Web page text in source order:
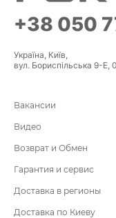
+38 050
Україна, Київ,
вул. Бориспільська 9-Е,
Вакансии
Видео
Возврат и Обмен
Гарантия и сервис
Доставка в регионы
Доставка по Киеву